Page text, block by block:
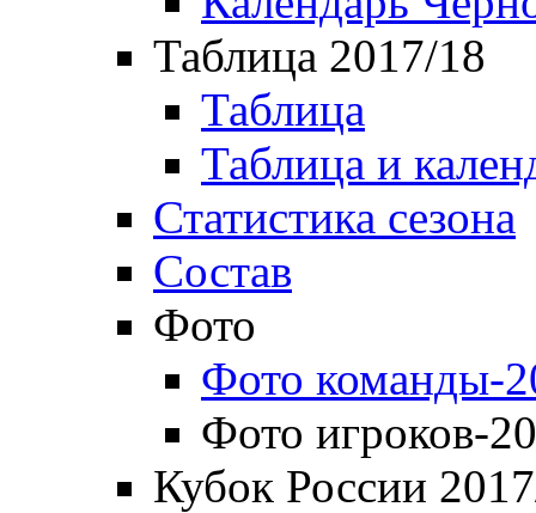
Таблица 2017/18
Таблица
Таблица и
Статистика сезона
Состав
Фото
Фото команды-
Фото игроков-
Кубок России